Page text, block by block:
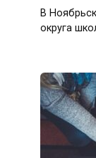
В
округа